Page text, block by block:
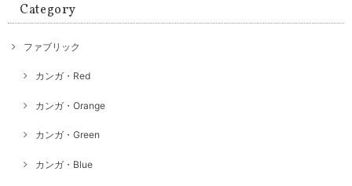
Category
ファブリック
カンガ・Red
カンガ・Orange
カンガ・Green
カンガ・Blue